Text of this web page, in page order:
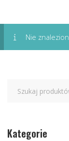
Nie
Kategorie